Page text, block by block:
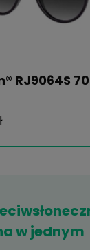
RJ9064S
w jednym